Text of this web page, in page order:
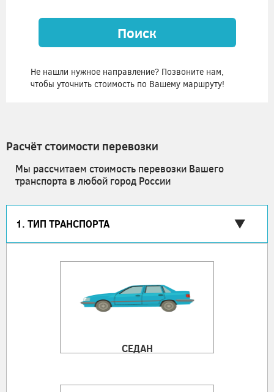
Поиск
Не нашли нужное направление? Позвоните нам,
чтобы уточнить стоимость по Вашему маршруту!
Расчёт стоимости перевозки
Мы рассчитаем стоимость перевозки Вашего
транспорта в любой город России
1. ТИП ТРАНСПОРТА
СЕДАН